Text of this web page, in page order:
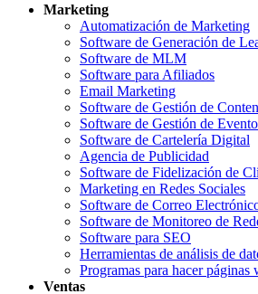
Marketing
Automatización de Marketing
Software de Generación de
Software de MLM
Software para Afiliados
Email Marketing
Software de Gestión de
Software de Gestión de
Software de Cartelería Digital
Agencia de Publicidad
Software de Fidelización de
Marketing en Redes Sociales
Software de Correo
Software de Monitoreo de
Software para SEO
Herramientas de análisis de
Programas para hacer páginas
Ventas